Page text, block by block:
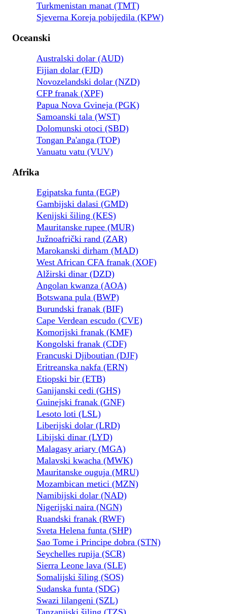
Turkmenistan manat (TMT)
Sjeverna Koreja pobijedila (KPW)
Oceanski
Australski dolar (AUD)
Fijian dolar (FJD)
Novozelandski dolar (NZD)
CFP franak (XPF)
Papua Nova Gvineja (PGK)
Samoanski tala (WST)
Dolomunski otoci (SBD)
Tongan Pa'anga (TOP)
Vanuatu vatu (VUV)
Afrika
Egipatska funta (EGP)
Gambijski dalasi (GMD)
Kenijski šiling (KES)
Mauritanske rupee (MUR)
Južnoafrički rand (ZAR)
Marokanski dirham (MAD)
West African CFA franak (XOF)
Alžirski dinar (DZD)
Angolan kwanza (AOA)
Botswana pula (BWP)
Burundski franak (BIF)
Cape Verdean escudo (CVE)
Komorijski franak (KMF)
Kongolski franak (CDF)
Francuski Djiboutian (DJF)
Eritreanska nakfa (ERN)
Etiopski bir (ETB)
Ganijanski cedi (GHS)
Guinejski franak (GNF)
Lesoto loti (LSL)
Liberijski dolar (LRD)
Libijski dinar (LYD)
Malagasy ariary (MGA)
Malavski kwacha (MWK)
Mauritanske ouguja (MRU)
Mozambican metici (MZN)
Namibijski dolar (NAD)
Nigerijski naira (NGN)
Ruandski franak (RWF)
Sveta Helena funta (SHP)
Sao Tome i Principe dobra (STN)
Seychelles rupija (SCR)
Sierra Leone lava (SLE)
Somalijski šiling (SOS)
Sudanska funta (SDG)
Swazi lilangeni (SZL)